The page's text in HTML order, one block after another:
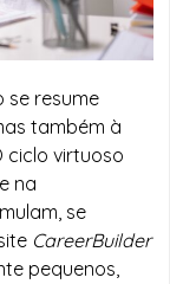
se resume
também à
ciclo virtuoso
na
se
CareerBuilder
pequenos,